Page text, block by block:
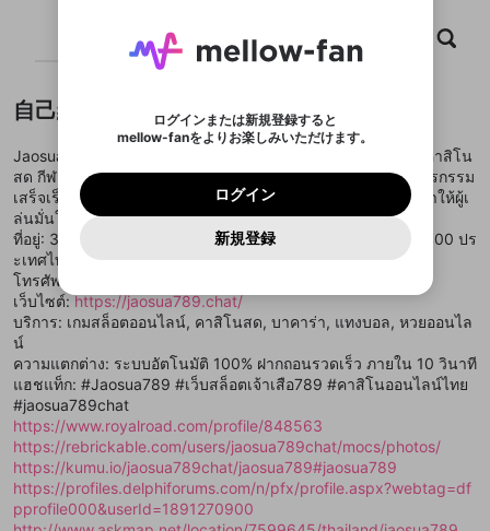
動画 キャプチャ プレイリスト
自己紹介
Jaosua789 ให้บริการเกมออนไลน์คุณภาพสูง ครอบคลุมสล็อต คาสิโน
สด กีฬา และหวยออนไลน์ ระบบอัตโนมัติเต็มรูปแบบช่วยให้ทุกธุรกรรม
เสร็จเร็วภายใน 10 วินาที พร้อมบริการโปร่งใส ซื่อสัตย์ 100% ทำให้ผู้เ
ล่นมั่นใจทุกครั้ง
ที่อยู่: 383 ถ.พญาไท แขวงปทุมวัน ปทุมวัน กรุงเทพมหานคร 10400 ปร
ะเทศไทย
โทรศัพท์: +66 98 789 7890
เว็บไซต์:https://jaosua789.chat/
บริการ: เกมสล็อตออนไลน์, คาสิโนสด, บาคาร่า, แทงบอล, หวยออนไล
น์
ความแตกต่าง: ระบบอัตโนมัติ 100% ฝากถอนรวดเร็ว ภายใน 10 วินาที
แฮชแท็ก: #Jaosua789 #เว็บสล็อตเจ้าเสือ789 #คาสิโนออนไลน์ไทย
#jaosua789chat
https://www.royalroad.com/profile/848563
https://rebrickable.com/users/jaosua789chat/mocs/photos/
https://kumu.io/jaosua789chat/jaosua789#jaosua789
https://profiles.delphiforums.com/n/pfx/profile.aspx?webtag=df
pprofile000&userId=1891270900
ブロックリストに追加しますか？
キャンセル OK
この動画の公開は終了しました
OK
※ファンレター機能は有料サービスです。
ファンレターを作成
動画プレイリストを選択
動画のプレイリストを一つ選択すると、そのプレイ
ることができます。
動画プレイリストがありません
ポイントが不足しています
した。 サービスを利用するには変更後の内容を
を確認しました。
確認しました
または
Google
Yahoo! JAPAN
Appleでサインアップ
mellow-fanの利用規約・プライバシーポリシー・外部
で、次にお進みください
次にお進みください。
mellow-fanからのお得な情報をメールで受
け取る
または
Google
Yahoo! JAPAN
Appleでサインイン
mellow-fanの利用規約・プライバシーポリシー・外部
で、次にお進みください
ログイン
パスワードを忘れた方はこちら
アカウントをお持ちですか？アカウントを作成する
ログインまたは新規登録すると
mellow-fanをよりお楽しみいただけます。
ログイン
新規登録
登録したメールアドレスを入力し、送信してくださ
再設定する
入力していただいたメールアドレ
スに、パスワード再設定用URLを
のでご確認ください
OK
お住まいの地域
ご登録いただいた情報はサービスの向上を目的
として使用いたします。
一部サービスをご利用いただくには、生年月の
登録が必要です。
登録
あとで登録
メイン及びcs.openrec.co.jpドメイン）が受信拒否設
定に含まれていないかご確認ください。
入力
セッションの有効期限が切れたた
プレミアム会員に入会
わいせつな表現
著作権の侵害
なりすまし行為
出会いを誘導する行為
誤解を招く配信設定
ゲームの録画禁止区域の配信
改造版・海賊版ソフトの配信
政治的・宗教的・人種的な内容
0
報告された問題については、利用規約に違反しているか
どうかをスタッフが確認します。
用することは、利用規約違反になります。
送信
閉じる
Discordアカウントをお持ちでない方
Discordアカウントを作成
Discordは第三者が提供するコミュニティーサービスで、
mellow-fanとは関わりがありません。Discordに関してのお
問い合わせにはお答えすることができません。Discordの仕
様変更により、限定コミュニティ特典の提供が終了する可能
します。
外部サービスとのID連携に関する同意事項
Discordとは？ Discordに参加する